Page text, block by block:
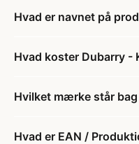
Hvad er navnet på
Hvad koster Dubarry -
Hvilket mærke står
Hvad er EAN /